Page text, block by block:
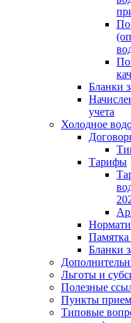
Бланки
учета
Холодное
Тарифы
Бланки
Льготы и
Полезные
Пункты
Типовые